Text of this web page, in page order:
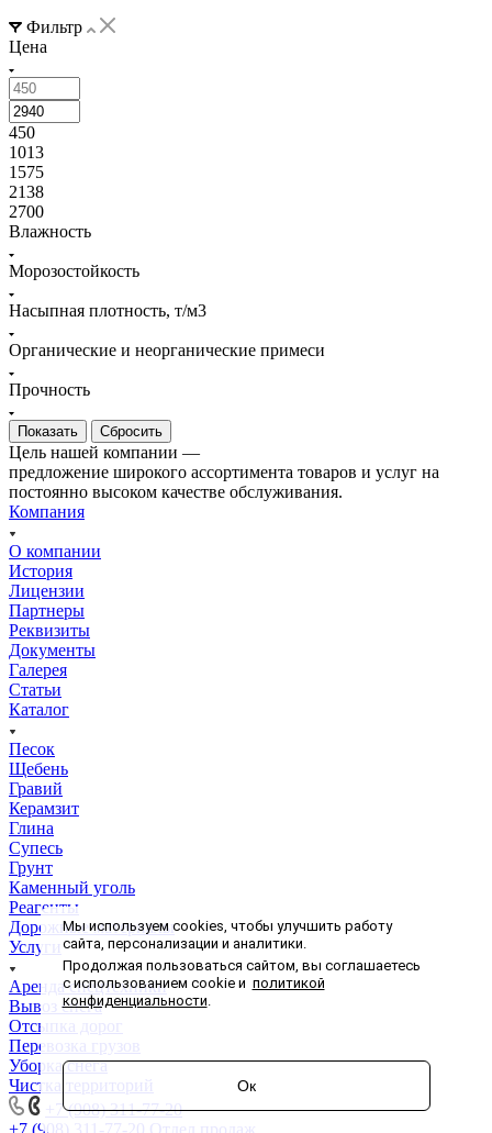
Фильтр
Цена
450
1013
1575
2138
2700
Влажность
Морозостойкость
Насыпная плотность, т/м3
Органические и неорганические примеси
Прочность
Сбросить
Цель нашей компании —
предложение широкого ассортимента товаров и услуг на
постоянно высоком качестве обслуживания.
Компания
О компании
История
Лицензии
Партнеры
Реквизиты
Документы
Галерея
Статьи
Каталог
Песок
Щебень
Гравий
Керамзит
Глина
Супесь
Грунт
Каменный уголь
Реагенты
Дорожные материалы
Услуги
Аренда спецтехники
Вывоз снега
Отсыпка дорог
Перевозка грузов
Уборка снега
Чистка территорий
+7 (908) 311-77-20
+7 (908) 311-77-20 Отдел продаж
Мы используем cookies, чтобы улучшить работу
сайта, персонализации и аналитики.
Продолжая пользоваться сайтом, вы соглашаетесь
с использованием cookie и политикой
конфиденциальности.
Ок